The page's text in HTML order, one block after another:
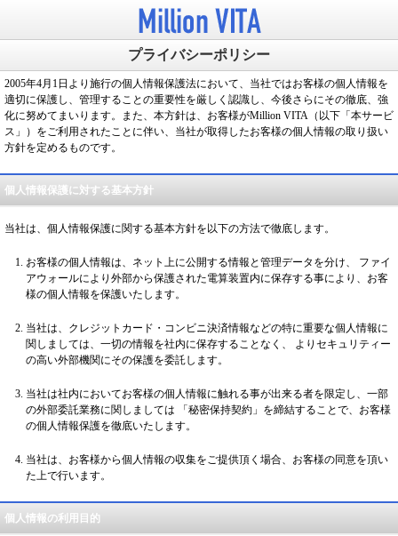
プライバシーポリシー
2005年4月1日より施行の個人情報保護法において、当社ではお客様の個人情報を
適切に保護し、管理することの重要性を厳しく認識し、今後さらにその徹底、強
化に努めてまいります。また、本方針は、お客様がMillion VITA（以下「本サービ
ス」）をご利用されたことに伴い、当社が取得したお客様の個人情報の取り扱い
方針を定めるものです。
個人情報保護に対する基本方針
当社は、個人情報保護に関する基本方針を以下の方法で徹底します。
お客様の個人情報は、ネット上に公開する情報と管理データを分け、 ファイ
アウォールにより外部から保護された電算装置内に保存する事により、お客
様の個人情報を保護いたします。
当社は、クレジットカード・コンビニ決済情報などの特に重要な個人情報に
関しましては、一切の情報を社内に保存することなく、 よりセキュリティー
の高い外部機関にその保護を委託します。
当社は社内においてお客様の個人情報に触れる事が出来る者を限定し、一部
の外部委託業務に関しましては 「秘密保持契約」を締結することで、お客様
の個人情報保護を徹底いたします。
当社は、お客様から個人情報の収集をご提供頂く場合、お客様の同意を頂い
た上で行います。
個人情報の利用目的